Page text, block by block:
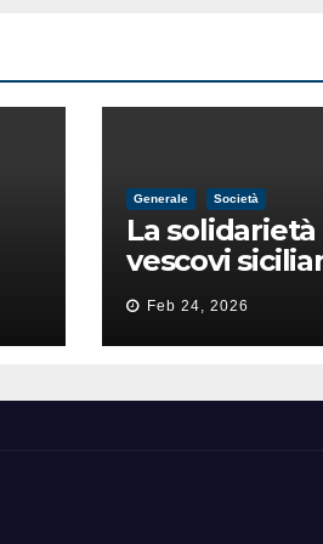
Generale Società
La
vescovi
Lorefice: «Ha
il valore e la
dell’umanità»
Feb 24, 2026